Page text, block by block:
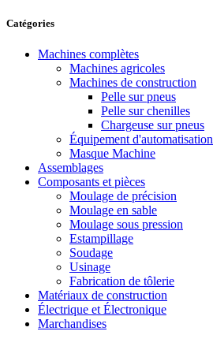
Catégories
Machines complètes
Machines agricoles
Machines de construction
Pelle sur pneus
Pelle sur chenilles
Chargeuse sur pneus
Équipement d'automatisation
Masque Machine
Assemblages
Composants et pièces
Moulage de précision
Moulage en sable
Moulage sous pression
Estampillage
Soudage
Usinage
Fabrication de tôlerie
Matériaux de construction
Électrique et Électronique
Marchandises